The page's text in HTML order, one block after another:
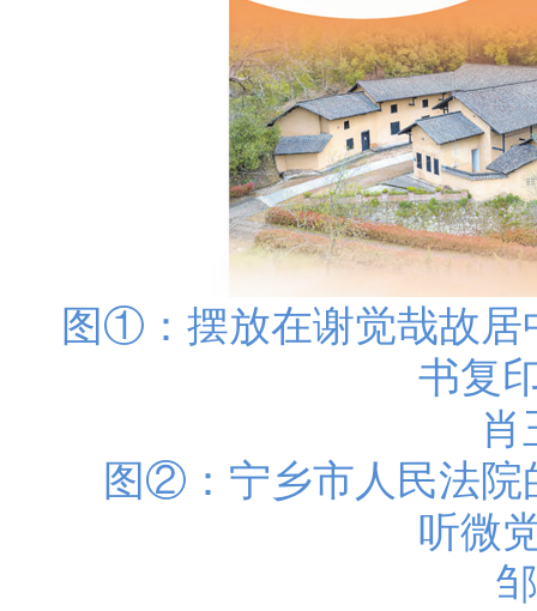
图①：摆放在谢觉哉故居
书复
肖
图②：宁乡市人民法院
听微
邹